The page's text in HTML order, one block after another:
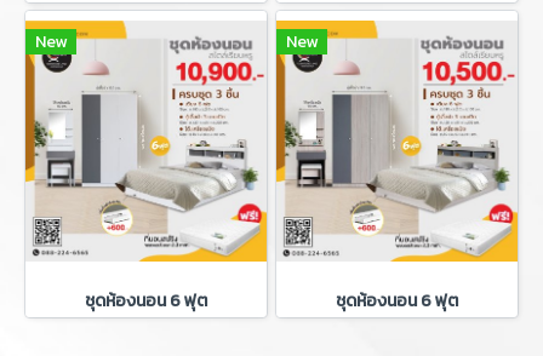
New
ชุดห้องนอน 6 ฟุต
New
ชุดห้องนอน 6 ฟุต